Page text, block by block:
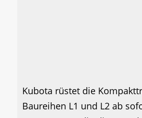
Kubota rüstet die
Baureihen L1 und L2 ab